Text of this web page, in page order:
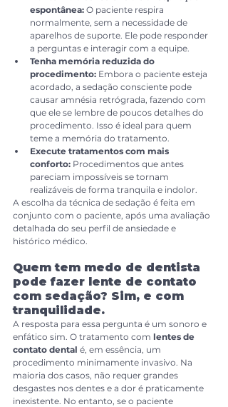
espontânea: O paciente respira
normalmente, sem a necessidade de
aparelhos de suporte. Ele pode responder
a perguntas e interagir com a equipe.
Tenha memória reduzida do
procedimento: Embora o paciente esteja
acordado, a sedação consciente pode
causar amnésia retrógrada, fazendo com
que ele se lembre de poucos detalhes do
procedimento. Isso é ideal para quem
teme a memória do tratamento.
Execute tratamentos com mais
conforto: Procedimentos que antes
pareciam impossíveis se tornam
realizáveis de forma tranquila e indolor.
A escolha da técnica de sedação é feita em
conjunto com o paciente, após uma avaliação
detalhada do seu perfil de ansiedade e
histórico médico.
Quem tem medo de dentista
pode fazer lente de contato
com sedação? Sim, e com
tranquilidade.
A resposta para essa pergunta é um sonoro e
enfático sim. O tratamento com lentes de
contato dental é, em essência, um
procedimento minimamente invasivo. Na
maioria dos casos, não requer grandes
desgastes nos dentes e a dor é praticamente
inexistente. No entanto, se o paciente